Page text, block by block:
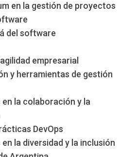
en la gestión de proyectos
del software
empresarial
y herramientas de gestión
la colaboración y la
DevOps
la diversidad y la inclusión